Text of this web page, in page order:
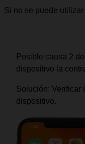
Si no se puede
Posible causa 2
dispositivo la
Solución: Verificar
dispositivo.